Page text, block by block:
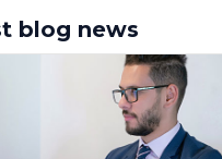
blog news